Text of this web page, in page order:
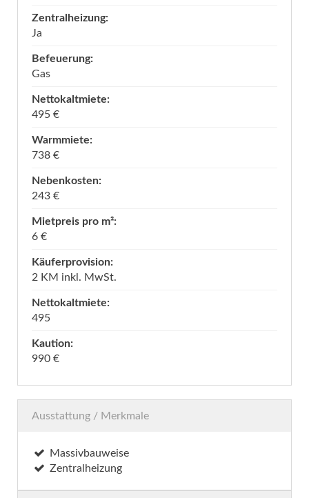
Zentralheizung:
Ja
Befeuerung:
Gas
Nettokaltmiete:
495 €
Warmmiete:
738 €
Nebenkosten:
243 €
Mietpreis pro m²:
6 €
Käuferprovision:
2 KM inkl. MwSt.
Nettokaltmiete:
495
Kaution:
990 €
Ausstattung / Merkmale
Massivbauweise
Zentralheizung